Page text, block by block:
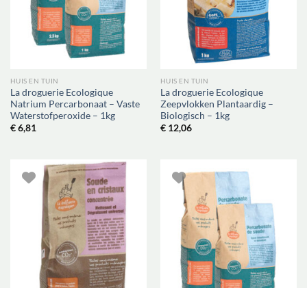
HUIS EN TUIN
La droguerie Ecologique
Natrium Percarbonaat – Vaste
Waterstofperoxide – 1kg
€6,81
HUIS EN TUIN
La droguerie Ecologique
Zeepvlokken Plantaardig –
Biologisch – 1kg
€12,06